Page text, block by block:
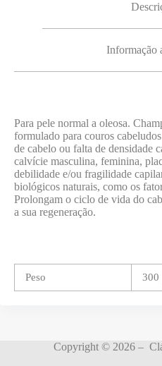
Informação
Para pele normal a oleosa.
formulado para couros
de cabelo ou falta de densidade
calvície masculina, feminina,
debilidade e/ou fragilidade
biológicos naturais, como os
Prolongam o ciclo de vida do
a sua regeneração.
Peso 300
Copyright © 2026 –